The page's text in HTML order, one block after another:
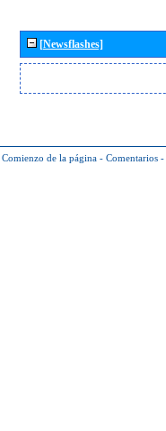
[Newsflashes]
Comienzo de la página - Comentarios -